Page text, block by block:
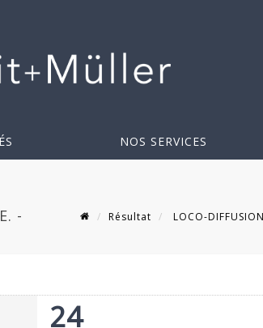
NOS SERVICES
- Résultat
LOCO-
24